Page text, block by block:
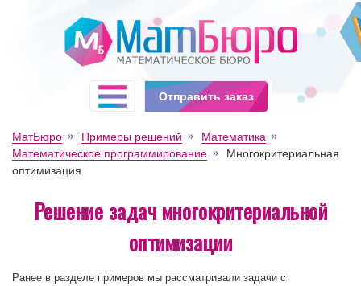
МатБюро Примеры решений
Математика
Математическое программирование
Многокритериальная
оптимизация
Решение задач многокритериальной
оптимизации
Ранее в разделе примеров мы рассматривали задачи с
Отправить заказ